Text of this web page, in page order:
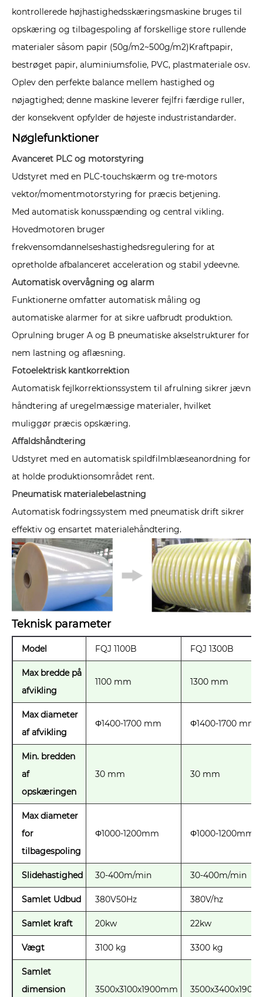
kontrollerede højhastighedsskæringsmaskine bruges til
opskæring og tilbagespoling af forskellige store rullende
materialer såsom papir (50g/m2~500g/m2)Kraftpapir,
bestrøget papir, aluminiumsfolie, PVC, plastmateriale osv.
Oplev den perfekte balance mellem hastighed og
nøjagtighed; denne maskine leverer fejlfri færdige ruller,
der konsekvent opfylder de højeste industristandarder.
Nøglefunktioner
Avanceret PLC og motorstyring
Udstyret med en PLC-touchskærm og tre-motors
vektor/momentmotorstyring for præcis betjening.
Med automatisk konusspænding og central vikling.
Hovedmotoren bruger
frekvensomdannelseshastighedsregulering for at
opretholde afbalanceret acceleration og stabil ydeevne.
Automatisk overvågning og alarm
Funktionerne omfatter automatisk måling og
automatiske alarmer for at sikre uafbrudt produktion.
Oprulning bruger A og B pneumatiske akselstrukturer for
nem lastning og aflæsning.
Fotoelektrisk kantkorrektion
Automatisk fejlkorrektionssystem til afrulning sikrer jævn
håndtering af uregelmæssige materialer, hvilket
muliggør præcis opskæring.
Affaldshåndtering
Udstyret med en automatisk spildfilmblæseanordning for
at holde produktionsområdet rent.
Pneumatisk materialebelastning
Automatisk fodringssystem med pneumatisk drift sikrer
effektiv og ensartet materialehåndtering.
Teknisk parameter
Model FQJ 1100B FQJ 1300B
Max bredde på
afvikling
1100 mm 1300 mm
Max diameter
af afvikling
Φ1400-1700 mm Φ1400-1700 mm
Min. bredden
af ​​
opskæringen
30 mm 30 mm
Max diameter
for
tilbagespoling
Φ1000-1200mm Φ1000-1200mm
Slidehastighed 30-400m/min 30-400m/min
Samlet Udbud 380V50Hz 380V/hz
Samlet kraft 20kw 22kw
Vægt 3100 kg 3300 kg
Samlet
dimension
3500x3100x1900mm